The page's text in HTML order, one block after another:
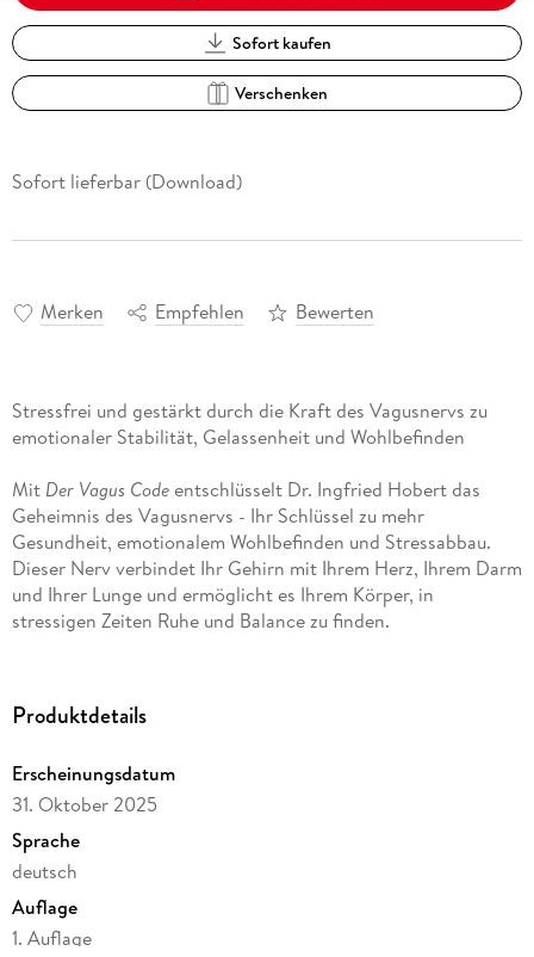
Sofort kaufen
Verschenken
Sofort lieferbar (Download)
Merken Empfehlen Bewerten
Stressfrei und gestärkt durch die Kraft des Vagusnervs zu
Mit Der Vagus Codeentschlüsselt Dr. Ingfried Hobert das
Geheimnis des Vagusnervs - Ihr Schlüssel zu mehr
Gesundheit, emotionalem Wohlbefinden und Stressabbau.
Dieser Nerv verbindet Ihr Gehirn mit Ihrem Herz, Ihrem Darm
und Ihrer Lunge und ermöglicht es Ihrem Körper, in
zu stärken und emotionale Stabilität zu erlangen. Lernen Sie,
und natürliche Heilpflanzen den Vagusnerv stimulieren
können, um Ihre innere Balance zu finden. Erkunden Sie, wie
Herzkohärenz, Achtsamkeit und vagale Stimulation Ihre
In diesem Buch lernen Sie, wie Sie viele praktische Übungen
so in Ihren Alltag integrieren können, dass Sie im autonomen
Produktdetails
Erscheinungsdatum
31. Oktober 2025
Sprache
deutsch
Auflage
1. Auflage